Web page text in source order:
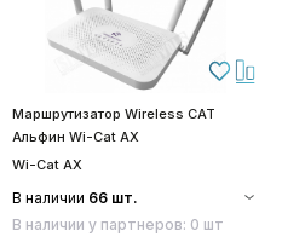
Маршрутизатор Wireless CAT
Альфин Wi-Cat AX
Wi-Cat AX
В наличии 66 шт.
В наличии у партнеров: 0 шт